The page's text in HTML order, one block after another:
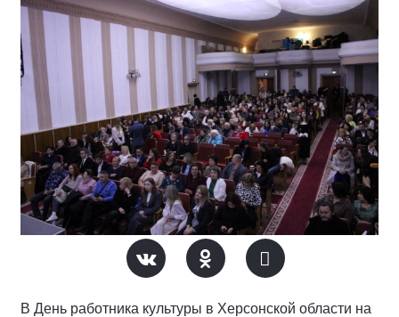
В День работника культуры в Херсонской области на